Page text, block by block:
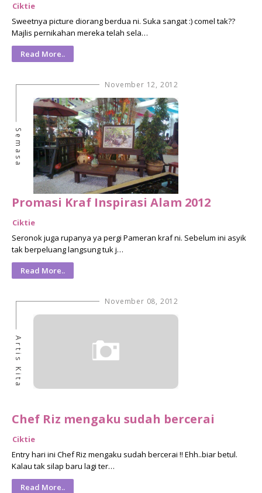
Ciktie
Sweetnya picture diorang berdua ni. Suka sangat :) comel tak??
Majlis pernikahan mereka telah sela…
Read More..
November 12, 2012
Semasa
Promasi Kraf Inspirasi Alam 2012
Ciktie
Seronok juga rupanya ya pergi Pameran kraf ni. Sebelum ini asyik
tak berpeluang langsung tuk j…
Read More..
November 08, 2012
Artis Kita
Chef Riz mengaku sudah bercerai
Ciktie
Entry hari ini Chef Riz mengaku sudah bercerai !! Ehh..biar betul.
Kalau tak silap baru lagi ter…
Read More..